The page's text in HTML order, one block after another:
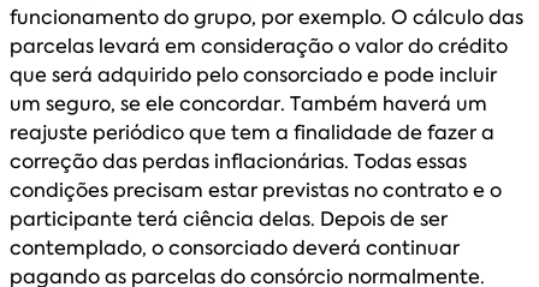
funcionamento do grupo, por exemplo. O cálculo das
parcelas levará em consideração o valor do crédito
que será adquirido pelo consorciado e pode incluir
um seguro, se ele concordar. Também haverá um
reajuste periódico que tem a finalidade de fazer a
correção das perdas inflacionárias. Todas essas
condições precisam estar previstas no contrato e o
participante terá ciência delas. Depois de ser
contemplado, o consorciado deverá continuar
pagando as parcelas do consórcio normalmente.